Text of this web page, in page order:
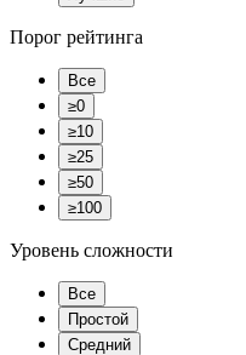
Порог рейтинга
Все
≥0
≥10
≥25
≥50
≥100
Уровень сложности
Все
Простой
Средний